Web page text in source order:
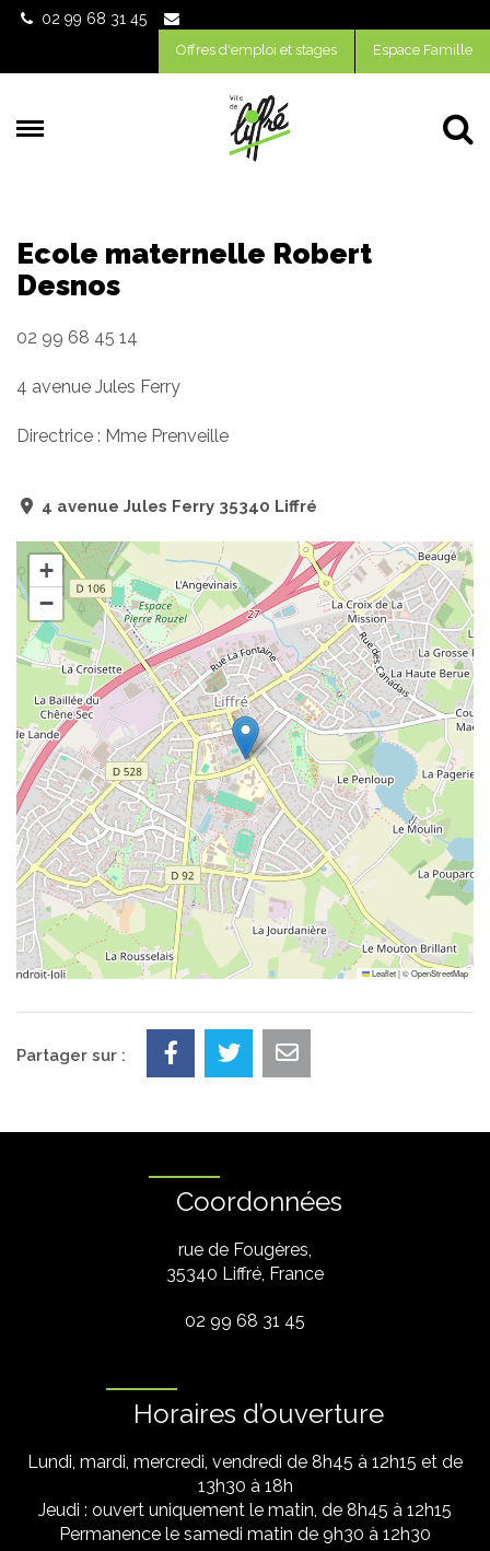
Gestion des traceurs
02 99 68 31 45
Offres d'emploi et stages Espace Famille
Ecole maternelle Robert
Desnos
02 99 68 45 14
4 avenue Jules Ferry
Directrice : Mme Prenveille
4 avenue Jules Ferry 35340 Liffré
+
−
Leaflet|©OpenStreetMap
Partager sur :
Coordonnées
rue de Fougères,
35340 Liffré, France
02 99 68 31 45
Horaires d’ouverture
Lundi, mardi, mercredi, vendredi de 8h45 à 12h15 et de
13h30 à 18h
Jeudi : ouvert uniquement le matin, de 8h45 à 12h15
Permanence le samedi matin de 9h30 à 12h30